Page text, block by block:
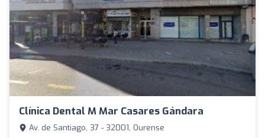
Clínica Dental M Mar Casares Gándara
Av. de Santiago, 37 - 32001, Ourense